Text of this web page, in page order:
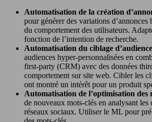
Automatisation de la création
pour générer des variations d’annonces
du comportement des utilisateurs.
fonction de l’intention de recherche.
Automatisation du ciblage
audiences hyper-personnalisées en
first-party (CRM) avec des données
comportement sur site web. Cibler les
ont montré un intérêt pour un produit
Automatisation de l’optimisation des
de nouveaux mots-clés en analysant les
réseaux sociaux. Utiliser le ML pour